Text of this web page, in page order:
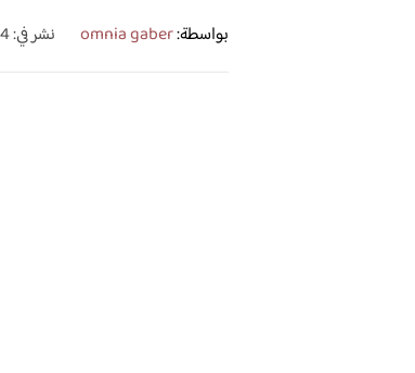
بواسطة:omnia gaber نشر في: 14 فبراير، 2020